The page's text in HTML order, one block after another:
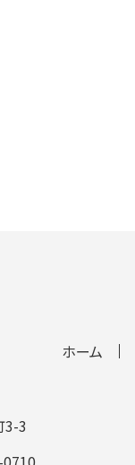
3-3
ホーム